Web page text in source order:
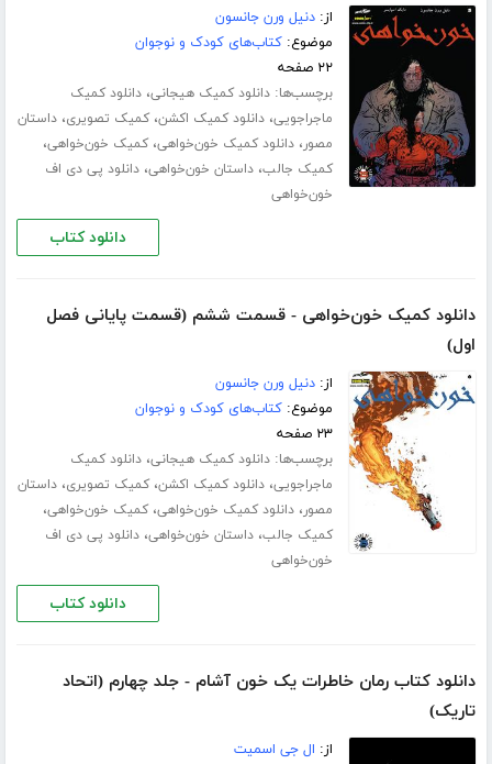
از:دنیل ورن جانسون
موضوع:کتاب‌های کودک و نوجوان
۲۲ صفحه
برچسب‌ها:دانلود کمیک هیجانی،دانلود کمیک
ماجراجویی،دانلود کمیک اکشن،کمیک تصویری،داستان
مصور،دانلود کمیک خون‌خواهی،کمیک خون‌خواهی،
کمیک جالب،داستان خون‌خواهی،دانلود پی دی اف
خون‌خواهی
دانلود کتاب
دانلود کمیک خون‌خواهی - قسمت ششم (قسمت پایانی فصل
اول)
از:دنیل ورن جانسون
موضوع:کتاب‌های کودک و نوجوان
۲۳ صفحه
برچسب‌ها:دانلود کمیک هیجانی،دانلود کمیک
ماجراجویی،دانلود کمیک اکشن،کمیک تصویری،داستان
مصور،دانلود کمیک خون‌خواهی،کمیک خون‌خواهی،
کمیک جالب،داستان خون‌خواهی،دانلود پی دی اف
خون‌خواهی
دانلود کتاب
دانلود کتاب رمان خاطرات یک خون آشام - جلد چهارم (اتحاد
تاریک)
از: ال جی اسمیت